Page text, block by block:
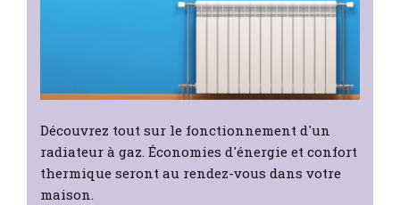
Découvrez tout sur le fonctionnement d'un
radiateur à gaz. Économies d'énergie et confort
thermique seront au rendez-vous dans votre
maison.